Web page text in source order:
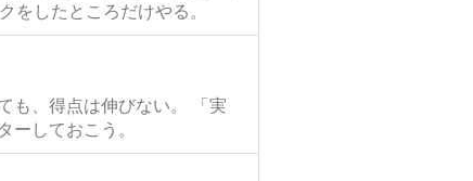
をしたところだけやる。
も、得点は伸びない。 「実
ーしておこう。